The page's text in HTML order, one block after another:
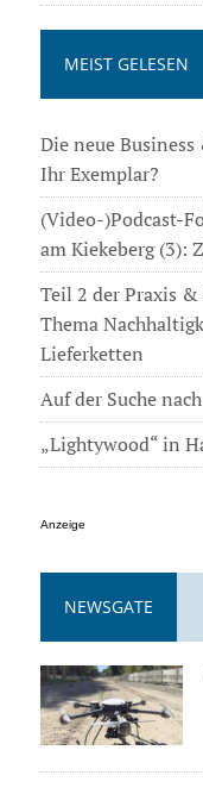
MEIST GELESEN
Die neue
Ihr Exemplar?
(Video-)Podcast-
am Kiekeberg (3):
Teil 2 der Praxis
Thema
Lieferketten
Auf der Suche
„Lightywood“ in
Anzeige
NEWSGATE